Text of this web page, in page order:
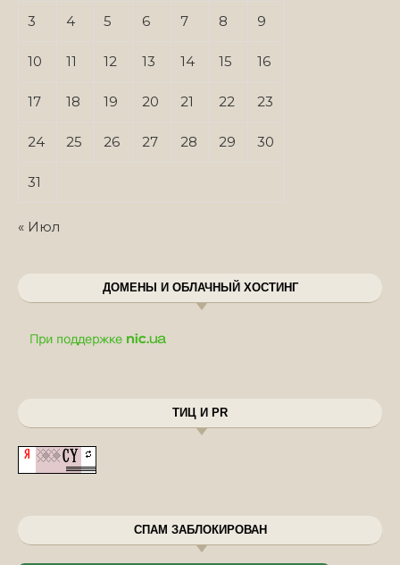
3 4 5 6 7 8 9
10 11 12 13 14 15 16
17 18 19 20 21 22 23
24 25 26 27 28 29 30
31
« Июл
ДОМЕНЫ И ОБЛАЧНЫЙ ХОСТИНГ
ТИЦ И PR
СПАМ ЗАБЛОКИРОВАН